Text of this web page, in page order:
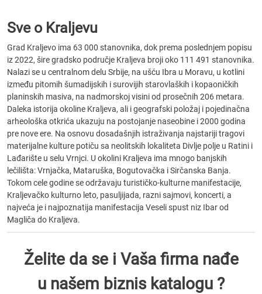
Sve o Kraljevu
Grad Kraljevo ima 63 000 stanovnika, dok prema poslednjem popisu
iz 2022, šire gradsko područje Kraljeva broji oko 111 491 stanovnika.
Nalazi se u centralnom delu Srbije, na ušću Ibra u Moravu, u kotlini
između pitomih šumadijskih i surovijih starovlaških i kopaoničkih
planinskih masiva, na nadmorskoj visini od prosečnih 206 metara.
Daleka istorija okoline Kraljeva, ali i geografski položaj i pojedinačna
arheološka otkrića ukazuju na postojanje naseobine i 2000 godina
pre nove ere. Na osnovu dosadašnjih istraživanja najstariji tragovi
materijalne kulture potiču sa neolitskih lokaliteta Divlje polje u Ratini i
Lađarište u selu Vrnjci. U okolini Kraljeva ima mnogo banjskih
lečilišta: Vrnjačka, Mataruška, Bogutovačka i Sirčanska Banja.
Tokom cele godine se održavaju turističko-kulturne manifestacije,
Kraljevačko kulturno leto, pasuljijada, razni sajmovi, koncerti, a
najveća je i najpoznatija manifestacija Veseli spust niz Ibar od
Magliča do Kraljeva.
Želite da se i Vaša firma nađe
u našem biznis katalogu ?